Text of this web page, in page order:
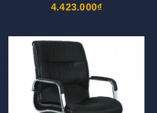
4.423.000₫